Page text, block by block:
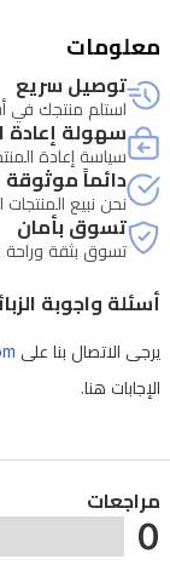
معلومات
توصيل سريع
استلم منتجك في
سهولة إعادة
سياسة إعادة
دائماً موثوقة
نحن نبيع المنتجات
تسوق بأمان
تسوق بثقة وراحة
أسئلة واجوبة
يرجى الاتصال بنا على
الإجابات هنا.
مراجعات
0